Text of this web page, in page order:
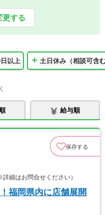
更する
以上 土日休み（相談可含
給与順
保存する
細はお問合せください）
福岡県内に店舗展開